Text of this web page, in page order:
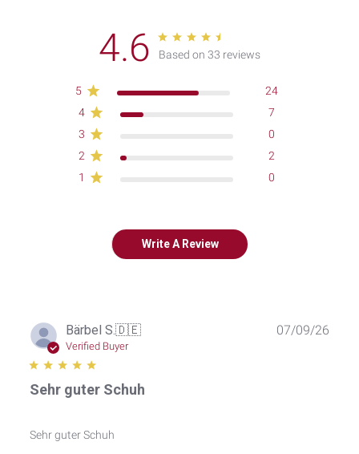
4.6 Based on 33 reviews
5
24
4
7
3
0
2
2
1
0
Write A Review
Bärbel S. 🇩🇪
Verified Buyer
Sehr guter Schuh
Sehr guter Schuh
07/09/26